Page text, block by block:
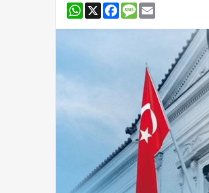
WhatsApp
X Facebook
Message
Email